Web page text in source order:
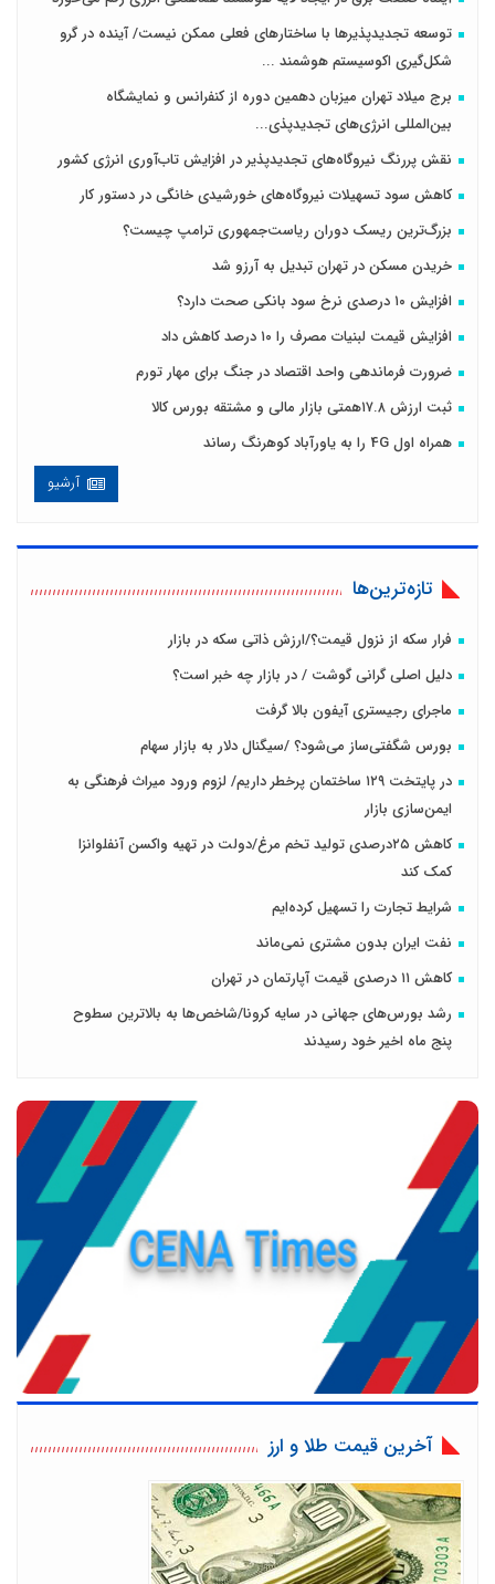
توسعه تجدیدپذیرها با ساختارهای فعلی ممکن نیست/ آینده در گرو
شکل‌گیری اکوسیستم هوشمند ...
برج میلاد تهران میزبان دهمین دوره از کنفرانس و نمایشگاه
بین‌المللی انرژی‌های تجدیدپذی...
نقش پررنگ نیروگاه‌های تجدیدپذیر در افزایش تاب‌آوری انرژی کشور
کاهش سود تسهیلات نیروگاه‌های خورشیدی خانگی در دستور کار
بزرگ‌ترین ریسک دوران ریاست‌جمهوری ترامپ چیست؟
خریدن مسکن در تهران تبدیل به آرزو شد
افزایش ۱۰ درصدی نرخ سود بانکی صحت دارد؟
افزایش قیمت لبنیات مصرف را ۱۰ درصد کاهش داد
ضرورت فرماندهی واحد اقتصاد در جنگ برای مهار تورم
ثبت ارزش ۱۷.۸همتی بازار مالی و مشتقه بورس کالا
همراه اول 4G را به یاورآباد کوهرنگ رساند
آرشیو
تازه‌ترین‌ها
فرار سکه از نزول قیمت؟/ارزش ذاتی سکه در بازار
دلیل اصلی گرانی گوشت / در بازار چه خبر است؟
ماجرای رجیستری آیفون بالا گرفت
بورس شگفتی‌ساز می‌شود؟ /سیگنال دلار به بازار سهام
در پایتخت ۱۲۹ ساختمان پرخطر داریم/ لزوم ورود میراث فرهنگی به
ایمن‌سازی بازار
کاهش ۲۵درصدی تولید تخم مرغ/دولت در تهیه واکسن آنفلوانزا
کمک کند
شرایط تجارت را تسهیل کرده‌ایم
نفت ایران بدون مشتری نمی‌ماند
کاهش ۱۱ درصدی قیمت آپارتمان در تهران
رشد بورس‌های جهانی در سایه کرونا/شاخص‌ها به بالاترین سطوح
پنج ماه اخیر خود رسیدند
آخرین قیمت طلا و ارز